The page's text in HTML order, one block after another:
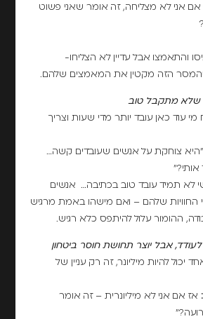
אני לא מצליחה, זה אומר שאני פשוט
והתאמצו אבל עדיין לא הצליחו-
שהמסר הזה מקטין את המאמצים שלהם.
שלא מתקבל טוב
עוד כאן עובד יותר מדי שעות וצריך
צוחקת על אנשים שעובדים קשה…
אותי?"
לא תמיד עובד טוב בכתיבה… אנשים
החוויות שלהם – ואם מישהו באמת מרגיש
ההומור עלול להיתפס כלא רגיש.
אבל יוצר תחושת חוסר ביטחון
להיות מיליונר, זה רק עניין של
אז אם אני לא מיליונרית – זה אומר